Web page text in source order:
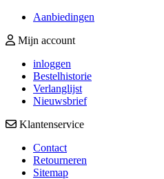
Aanbiedingen
Mijn account
inloggen
Bestelhistorie
Verlanglijst
Nieuwsbrief
Klantenservice
Contact
Retourneren
Sitemap